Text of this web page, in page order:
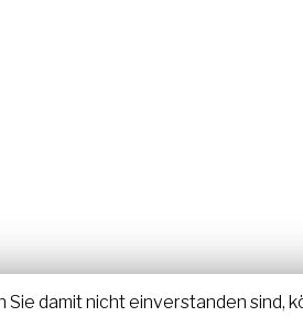
damit nicht einverstanden sind,